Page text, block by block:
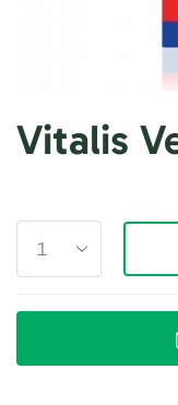
Vitalis